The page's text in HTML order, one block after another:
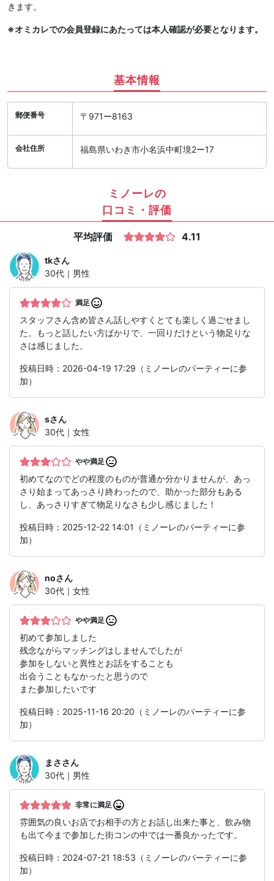
きます。
※オミカレでの会員登録にあたっては本人確認が必要となります。
基本情報
郵便番号 〒971ー8163
会社住所 福島県いわき市小名浜中町境2ー17
ミノーレの
口コミ・評価
平均評価 4.11
tkさん
30代｜男性
満足
スタッフさん含め皆さん話しやすくとても楽しく過ごせまし
た。もっと話したい方ばかりで、一回りだけという物足りな
さは感じました。
投稿日時：2026-04-19 17:29（ミノーレのパーティーに参
加）
sさん
30代｜女性
やや満足
初めてなのでどの程度のものが普通か分かりませんが、あっ
さり始まってあっさり終わったので、助かった部分もある
し、あっさりすぎて物足りなさも少し感じました！
投稿日時：2025-12-22 14:01（ミノーレのパーティーに参
加）
noさん
30代｜女性
やや満足
初めて参加しました
残念ながらマッチングはしませんでしたが
参加をしないと異性とお話をすることも
出会うこともなかったと思うので
また参加したいです
投稿日時：2025-11-16 20:20（ミノーレのパーティーに参
加）
まささん
30代｜男性
非常に満足
雰囲気の良いお店でお相手の方とお話し出来た事と、飲み物
も出て今まで参加した街コンの中では一番良かったです。
投稿日時：2024-07-21 18:53（ミノーレのパーティーに参
加）